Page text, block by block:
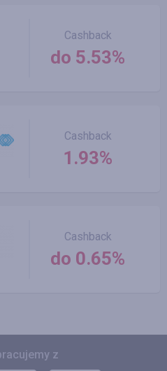
Cashback
do 5.53%
Cashback
1.93%
Cashback
do 0.65%
z